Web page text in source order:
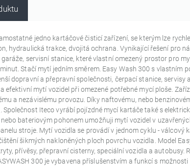
jedno kartáčové čisticí zařízení, se kterým lze
hydraulická trakce, dvojitá ochrana. Vynikající řešení pro
servisní stanice, které vlastní omezený prostor pro
Stačí mytí jedním směrem. Easy Wash 300 s vlastním
dopravní a přepravní společnosti, čerpací stanice, servisy
efektivní mytí vozidel při omezené potřebné mycí ploše.
a nezávislému provozu. Díky naftovému, nebo
Společnost Iteco vyrábí pojízdné mycí kartáče také s
bateriovým pohonem umožňuji mytí vozidel v
stroje. Mytí vozidla se provádí v jednom cyklu - válcový
šikmých nakloněných ploch povrchu vozidla. Model
přívěsy, přepravní cisterny, speciální vozidla a
300 je vybavena příslušenstvím a funkcí s